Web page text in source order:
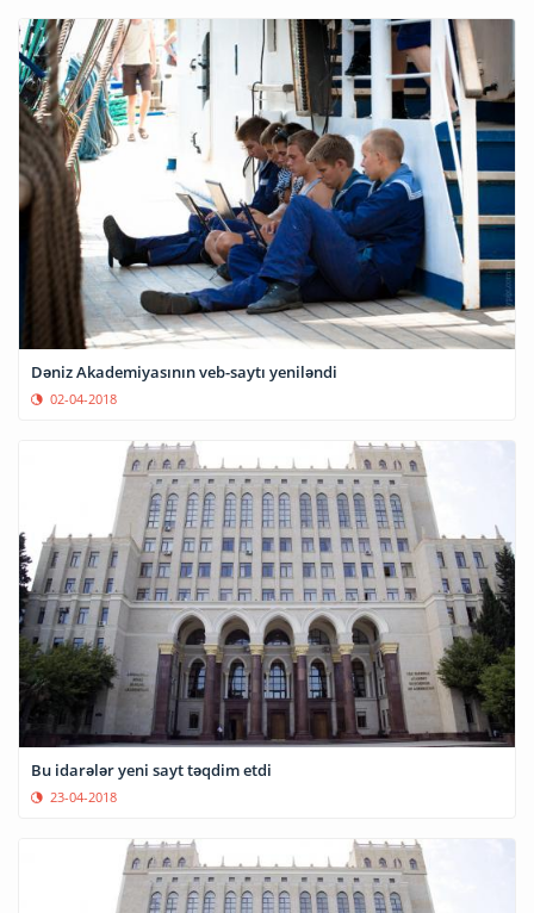
Dəniz Akademiyasının veb-saytı yeniləndi
02-04-2018
Bu idarələr yeni sayt təqdim etdi
23-04-2018